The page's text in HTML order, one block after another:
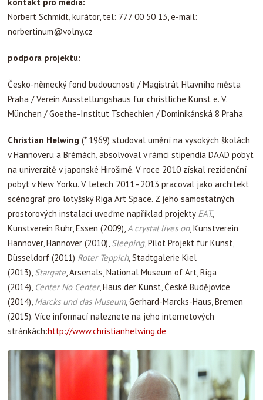
Norbert Schmidt, kurátor, tel: 777 00 50 13, e-mail:
norbertinum@volny.cz
podpora projektu:
Česko-německý fond budoucnosti / Magistrát Hlavního města
Praha / Verein Ausstellungshaus für christliche Kunst e. V.
München / Goethe-Institut Tschechien / Dominikánská 8 Praha
Christian Helwing (* 1969) studoval umění na vysokých školách
v Hannoveru a Brémách, absolvoval v rámci stipendia DAAD pobyt
na univerzitě v japonské Hirošimě. V roce 2010 získal rezidenční
pobyt v New Yorku. V letech 2011–2013 pracoval jako architekt
scénograf pro lotyšský Riga Art Space. Z jeho samostatných
prostorových instalací uveďme například projekty EAT.,
Kunstverein Ruhr, Essen (2009), A crystal lives on, Kunstverein
Hannover, Hannover (2010), Sleeping, Pilot Projekt für Kunst,
Düsseldorf (2011) Roter Teppich, Stadtgalerie Kiel
(2013), Stargate , Arsenals, National Museum of Art, Riga
(2014), Center No Center, Haus der Kunst, České Budějovice
(2014), Marcks und das Museum, Gerhard-Marcks-Haus, Bremen
(2015). Více informací naleznete na jeho internetových
stránkách:http://www.christianhelwing.de